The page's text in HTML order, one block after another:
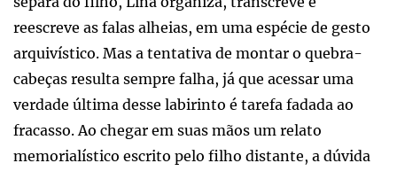
reescreve as falas alheias, em uma espécie de gesto
arquivístico. Mas a tentativa de montar o quebra-
cabeças resulta sempre falha, já que acessar uma
verdade última desse labirinto é tarefa fadada ao
fracasso. Ao chegar em suas mãos um relato
memorialístico escrito pelo filho distante, a dúvida